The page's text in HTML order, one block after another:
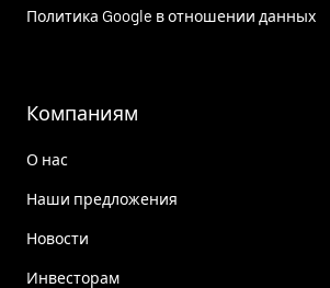
Политика Google в отношении данных
Компаниям
О нас
Наши предложения
Новости
Инвесторам